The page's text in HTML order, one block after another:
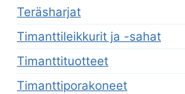
Teräsharjat
Timanttileikkurit ja -sahat
Timanttituotteet
Timanttiporakoneet